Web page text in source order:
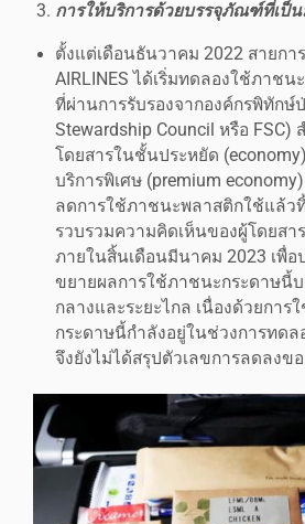
การให้บริการด้วยบรรจุภัณฑ์ที่เป็
ตั้งแต่เดือนธันวาคม 2022 สายกา
AIRLINES ได้เริ่มทดลองใช้ภาชน
ที่ผ่านการรับรองจากองค์กรพิทักษ์
Stewardship Council หรือ FSC)
โดยสารในชั้นประหยัด
บริการพิเศษ (premium
ลดการใช้ภาชนะพลาสติกใช้แล้ว
รวบรวมความคิดเห็นของผู้โดยส
ภายในสิ้นเดือนมีนาคม 2023 เพื่อ
ขยายผลการใช้ภาชนะกระดาษนี้
กลางและระยะไกล เนื่องด้วยการ
กระดาษนี้กำลังอยู่ในช่วงการทด
จึงยังไม่ได้สรุปตัวเลขการลดลง